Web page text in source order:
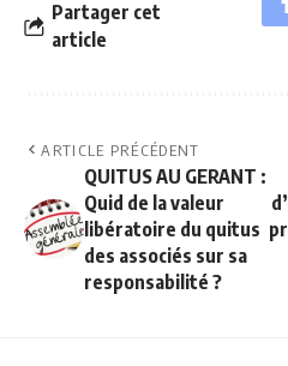
Partager cet
article
ARTICLE PRÉCÉDENT
QUITUS AU GERANT :
Quid de la valeur
libératoire du quitus
des associés sur sa
responsabilité ?